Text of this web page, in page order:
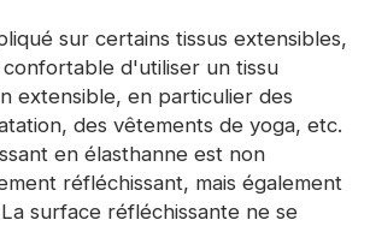
sur certains tissus extensibles,
d'utiliser un tissu
extensible, en particulier des
des vêtements de yoga, etc.
en élasthanne est non
réfléchissant, mais également
surface réfléchissante ne se